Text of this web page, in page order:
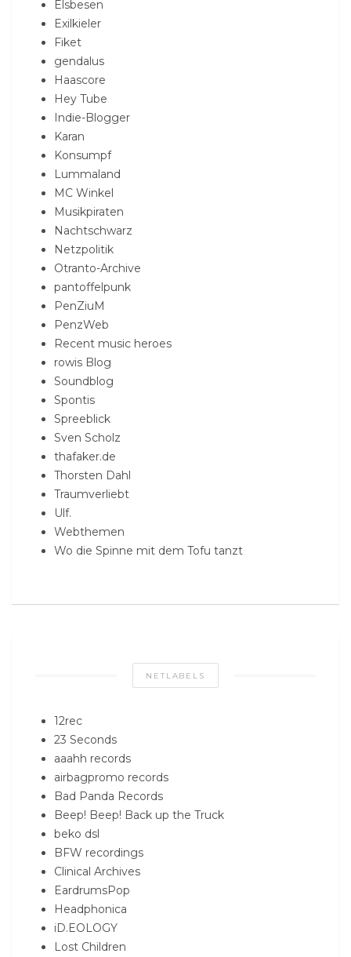
Elsbesen
Exilkieler
Fiket
gendalus
Haascore
Hey Tube
Indie-Blogger
Karan
Konsumpf
Lummaland
MC Winkel
Musikpiraten
Nachtschwarz
Netzpolitik
Otranto-Archive
pantoffelpunk
PenZiuM
PenzWeb
Recent music heroes
rowis Blog
Soundblog
Spontis
Spreeblick
Sven Scholz
thafaker.de
Thorsten Dahl
Traumverliebt
Ulf.
Webthemen
Wo die Spinne mit dem Tofu tanzt
NETLABELS
12rec
23 Seconds
aaahh records
airbagpromo records
Bad Panda Records
Beep! Beep! Back up the Truck
beko dsl
BFW recordings
Clinical Archives
EardrumsPop
Headphonica
iD.EOLOGY
Lost Children